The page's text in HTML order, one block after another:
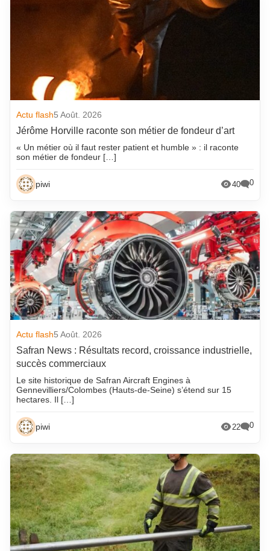
Actu flash5 Août. 2026
Jérôme Horville raconte son métier de fondeur d’art
« Un métier où il faut rester patient et humble » : il raconte
son métier de fondeur […]
piwi 40 0
Actu flash5 Août. 2026
Safran News : Résultats record, croissance industrielle,
succès commerciaux
Le site historique de Safran Aircraft Engines à
Gennevilliers/Colombes (Hauts-de-Seine) s’étend sur 15
hectares. Il […]
piwi 22 0